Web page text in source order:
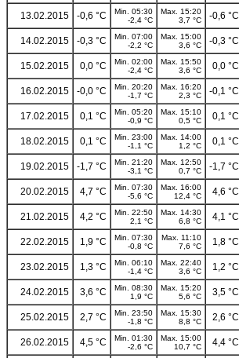
13.02.2015 -0,6 °C
Min. 05:30
-2,4 °C
Max. 15:20
3,7 °C
-0,6 °C
14.02.2015 -0,3 °C
Min. 07:00
-2,2 °C
Max. 15:00
3,6 °C
-0,3 °C
15.02.2015 0,0 °C
Min. 02:00
-2,4 °C
Max. 15:50
3,6 °C
0,0 °C
16.02.2015 -0,0 °C
Min. 20:20
-1,7 °C
Max. 16:20
2,3 °C
-0,1 °C
17.02.2015 0,1 °C
Min. 05:20
-0,9 °C
Max. 15:10
0,5 °C
0,1 °C
18.02.2015 0,1 °C
Min. 23:00
-1,1 °C
Max. 14:00
1,2 °C
0,1 °C
19.02.2015 -1,7 °C
Min. 21:20
-3,1 °C
Max. 12:50
0,7 °C
-1,7 °C
20.02.2015 4,7 °C
Min. 07:30
-5,6 °C
Max. 16:00
12,4 °C
4,6 °C
21.02.2015 4,2 °C
Min. 22:50
2,1 °C
Max. 14:30
6,8 °C
4,1 °C
22.02.2015 1,9 °C
Min. 07:30
-0,8 °C
Max. 11:10
7,6 °C
1,8 °C
23.02.2015 1,3 °C
Min. 06:10
-1,4 °C
Max. 22:40
3,6 °C
1,2 °C
24.02.2015 3,6 °C
Min. 08:30
1,9 °C
Max. 15:20
5,6 °C
3,5 °C
25.02.2015 2,7 °C
Min. 23:50
-1,8 °C
Max. 15:30
8,8 °C
2,6 °C
26.02.2015 4,5 °C
Min. 01:30
-2,6 °C
Max. 15:00
10,7 °C
4,4 °C